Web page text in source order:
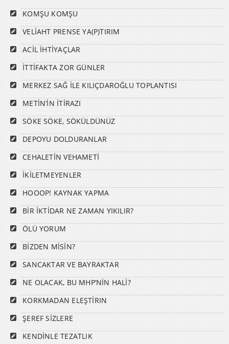
KOMŞU KOMŞU
VELİAHT PRENSE YA(P)TIRIM
ACİL İHTİYAÇLAR
İTTİFAKTA ZOR GÜNLER
MERKEZ SAĞ İLE KILIÇDAROĞLU TOPLANTISI
METİN’İN İTİRAZI
SÖKE SÖKE, SÖKÜLDÜNÜZ
DEPOYU DOLDURANLAR
CEHALETİN VEHAMETİ
İKİLETMEYENLER
HOOOP! KAYNAK YAPMA
BİR İKTİDAR NE ZAMAN YIKILIR?
ÖLÜ YORUM
BİZDEN MİSİN?
SANCAKTAR VE BAYRAKTAR
NE OLACAK, BU MHP’NİN HALİ?
KORKMADAN ELEŞTİRIN
ŞEREF SİZLERE
KENDİNLE TEZATLIK